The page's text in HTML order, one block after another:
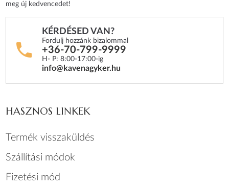
meg új kedvencedet!
KÉRDÉSED VAN?
Fordulj hozzánk bizalommal
+36-70-799-9999
H- P: 8:00-17:00-ig
info@kavenagyker.hu
HASZNOS LINKEK
Termék visszaküldés
Szállítási módok
Fizetési mód